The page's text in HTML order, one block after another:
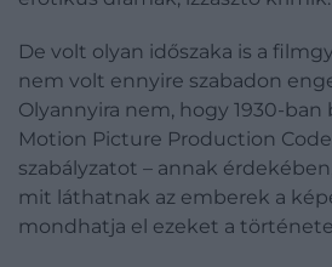
De volt olyan időszaka is a
nem volt ennyire szabadon
Olyannyira nem, hogy 1930-ban
Motion Picture Production
szabályzatot – annak
mit láthatnak az emberek a
mondhatja el ezeket a